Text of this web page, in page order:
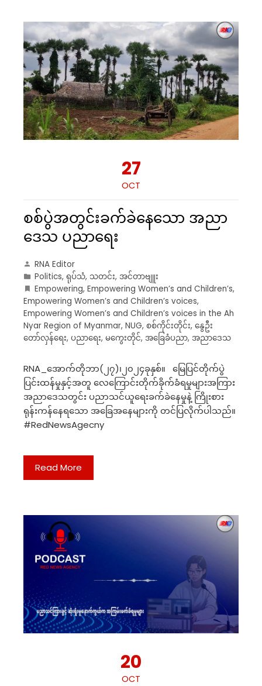
27
OCT
စစ်ပွဲအတွင်းခက်ခဲနေသော အညာ
ဒေသ ပညာရေး
RNA Editor
Politics, ရုပ်သံ, သတင်း, အင်တာဗျူး
Empowering, Empowering Women’s and Children’s,
Empowering Women’s and Children’s voices,
Empowering Women’s and Children’s voices in the Ah
Nyar Region of Myanmar, NUG, စစ်ကိုင်းတိုင်း, နွေဦး
တော်လှန်ရေး, ပညာရေး, မကွေးတိုင်, အခြေခံပညာ, အညာဒေသ
RNA_အောက်တိုဘာ(၂၇)၊၂၀၂၄ခုနှစ်။ မြေပြင်တိုက်ပွဲ
ပြင်းထန်မှုနှင့်အတူ လေကြောင်းတိုက်ခိုက်ခံရမှုများအကြား
အညာဒေသတွင်း ပညာသင်ယူရေးခက်ခဲနေမှုနဲ့ ကြိုးစား
ရုန်းကန်နေရသော အခြေအနေများကို တင်ပြလိုက်ပါသည်။
#RedNewsAgecny
Read More
20
OCT